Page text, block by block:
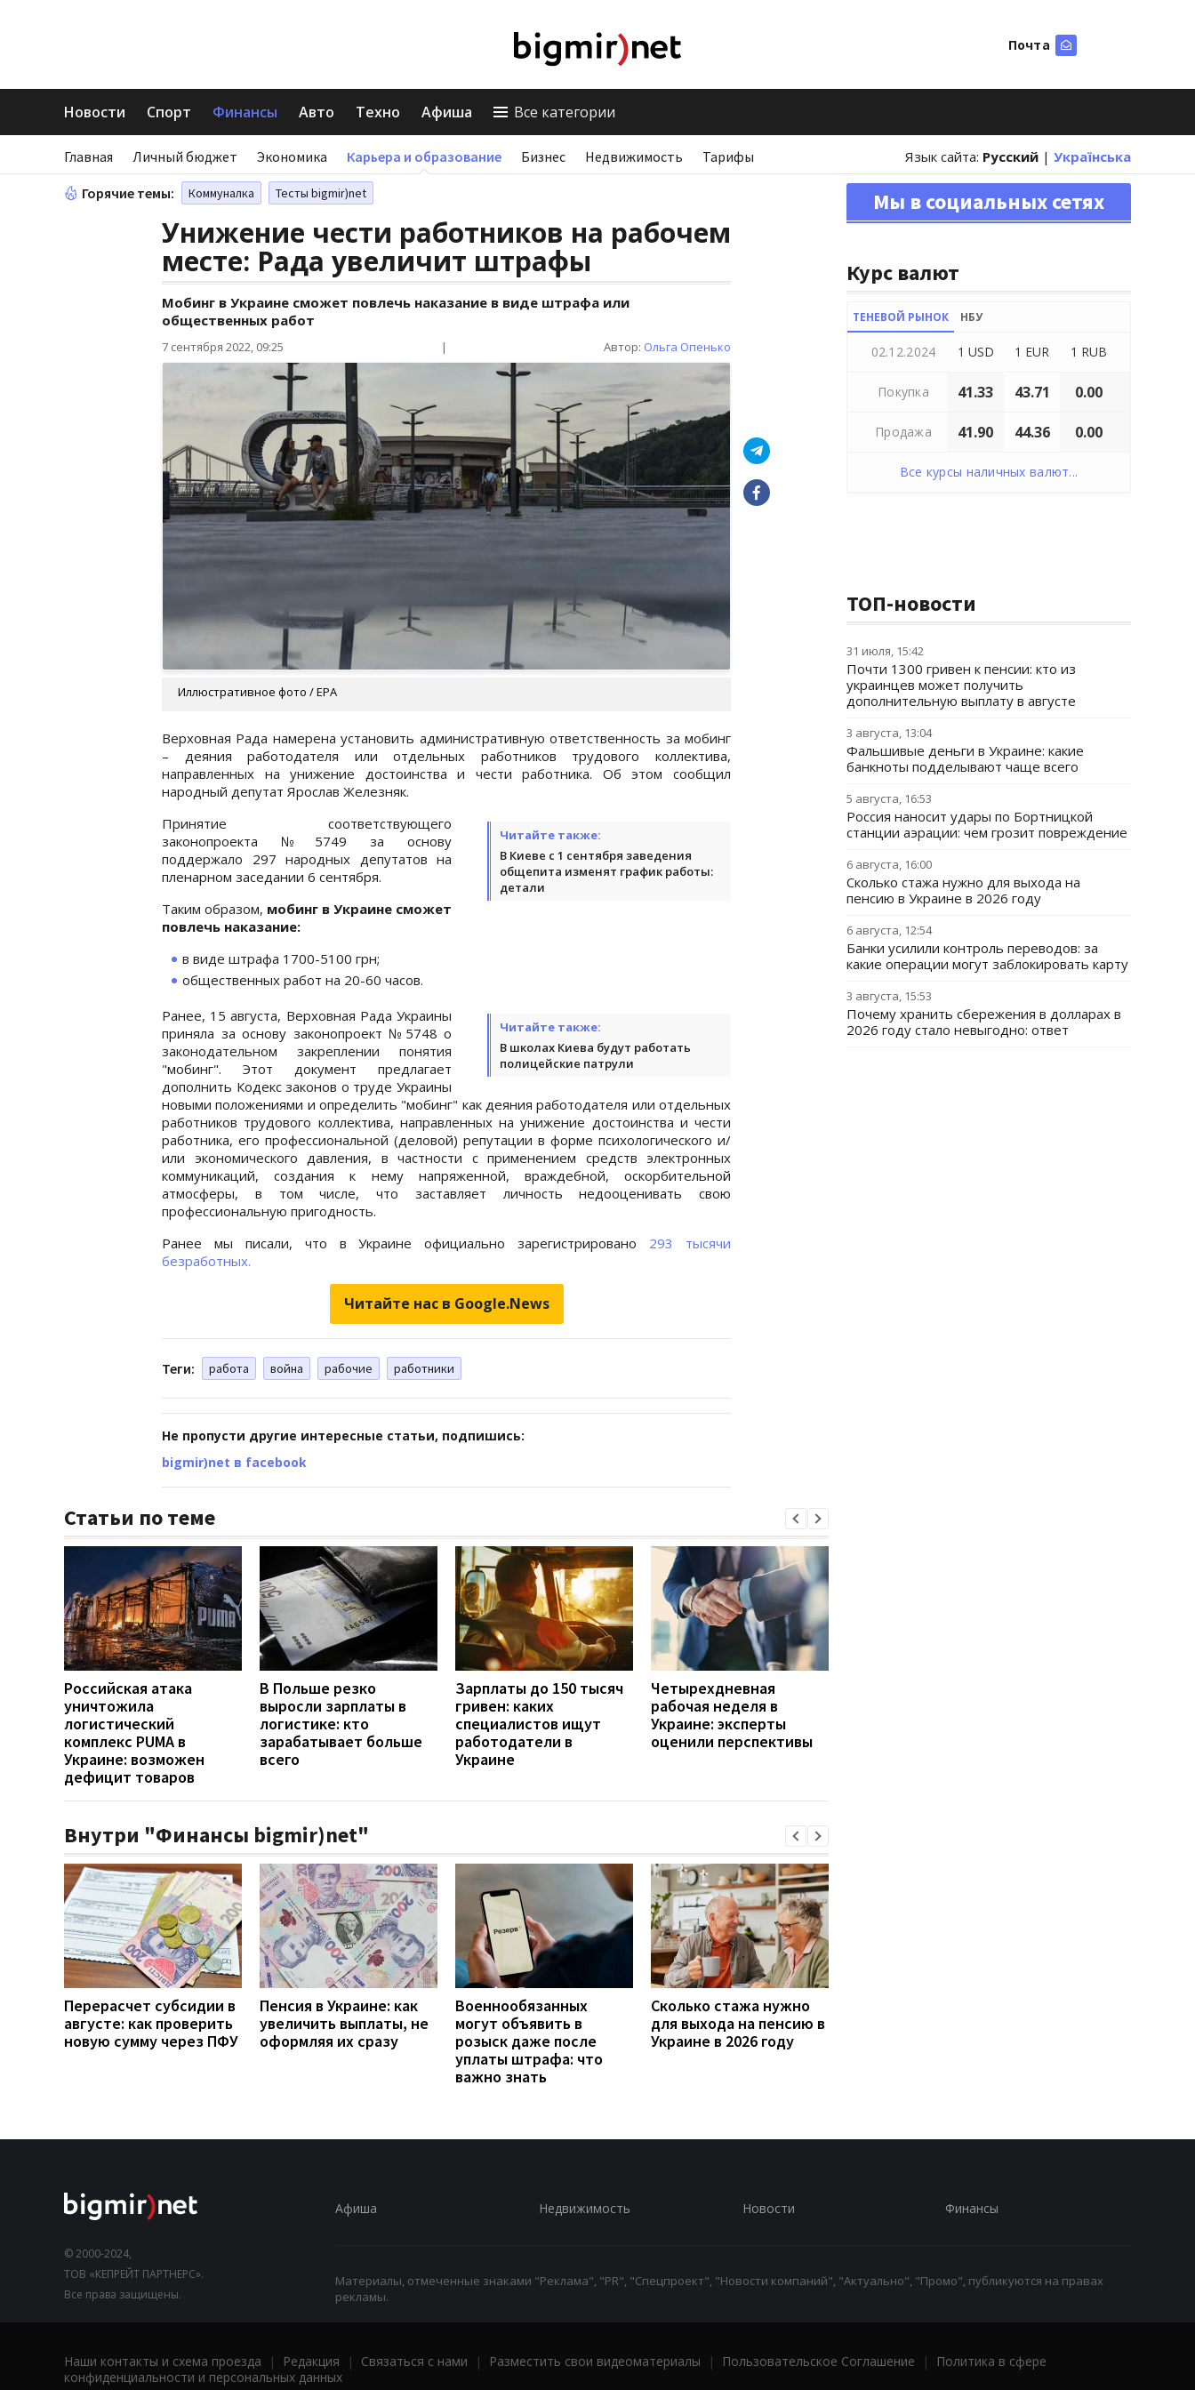
Почта
Новости Спорт Финансы Авто Техно Афиша Все категории
Главная Личный бюджет Экономика Карьера и образование Бизнес Недвижимость Тарифы Язык сайта: Русский | Українська
Горячие темы: Коммуналка Тесты bigmir)net
Унижение чести работников на рабочем
месте: Рада увеличит штрафы
Мобинг в Украине сможет повлечь наказание в виде штрафа или
общественных работ
7 сентября 2022, 09:25 | Автор: Ольга Опенько
Иллюстративное фото / EPA
Верховная Рада намерена установить административную ответственность за мобинг
– деяния работодателя или отдельных работников трудового коллектива,
направленных на унижение достоинства и чести работника. Об этом сообщил
народный депутат Ярослав Железняк.
Читайте также:
В Киеве с 1 сентября заведения
общепита изменят график работы:
детали
Принятие соответствующего
законопроекта №5749 за основу
поддержало 297 народных депутатов на
пленарном заседании 6 сентября.
Таким образом, мобинг в Украине сможет
повлечь наказание:
в виде штрафа 1700-5100 грн;
общественных работ на 20-60 часов.
Читайте также:
В школах Киева будут работать
полицейские патрули
Ранее, 15 августа, Верховная Рада Украины
приняла за основу законопроект №5748 о
законодательном закреплении понятия
"мобинг". Этот документ предлагает
дополнить Кодекс законов о труде Украины
новыми положениями и определить "мобинг" как деяния работодателя или отдельных
работников трудового коллектива, направленных на унижение достоинства и чести
работника, его профессиональной (деловой) репутации в форме психологического и/
или экономического давления, в частности с применением средств электронных
коммуникаций, создания к нему напряженной, враждебной, оскорбительной
атмосферы, в том числе, что заставляет личность недооценивать свою
профессиональную пригодность.
Ранее мы писали, что в Украине официально зарегистрировано 293 тысячи
безработных.
Читайте нас в Google.News
Теги: работа война рабочие работники
Не пропусти другие интересные статьи, подпишись:
bigmir)net в facebook
Статьи по теме
Российская атака
уничтожила
логистический
комплекс PUMA в
Украине: возможен
дефицит товаров
В Польше резко
выросли зарплаты в
логистике: кто
зарабатывает больше
всего
Зарплаты до 150 тысяч
гривен: каких
специалистов ищут
работодатели в
Украине
Четырехдневная
рабочая неделя в
Украине: эксперты
оценили перспективы
Внутри "Финансы bigmir)net"
Перерасчет субсидии в
августе: как проверить
новую сумму через ПФУ
Пенсия в Украине: как
увеличить выплаты, не
оформляя их сразу
Военнообязанных
могут объявить в
розыск даже после
уплаты штрафа: что
важно знать
Сколько стажа нужно
для выхода на пенсию в
Украине в 2026 году
Мы в социальных сетях
Курс валют
ТЕНЕВОЙ РЫНОК НБУ
02.12.2024 1 USD 1 EUR 1 RUB
Покупка 41.33 43.71 0.00
Продажа 41.90 44.36 0.00
Все курсы наличных валют...
ТОП-новости
31 июля, 15:42
Почти 1300 гривен к пенсии: кто из
украинцев может получить
дополнительную выплату в августе
3 августа, 13:04
Фальшивые деньги в Украине: какие
банкноты подделывают чаще всего
5 августа, 16:53
Россия наносит удары по Бортницкой
станции аэрации: чем грозит повреждение
6 августа, 16:00
Сколько стажа нужно для выхода на
пенсию в Украине в 2026 году
6 августа, 12:54
Банки усилили контроль переводов: за
какие операции могут заблокировать карту
3 августа, 15:53
Почему хранить сбережения в долларах в
2026 году стало невыгодно: ответ
© 2000-2024,
ТОВ «КЕПРЕЙТ ПАРТНЕРС».
Все права защищены.
Афиша Недвижимость Новости Финансы
Материалы, отмеченные знаками "Реклама", "PR", "Спецпроект", "Новости компаний", "Актуально", "Промо", публикуются на правах
рекламы.
Наши контакты и схема проезда | Редакция | Связаться с нами | Разместить свои видеоматериалы | Пользовательское Соглашение |
Политика в сфере
конфиденциальности и персональных данных